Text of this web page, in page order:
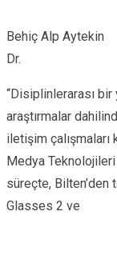
Behiç Alp Aytekin
Dr.
“Disiplinlerarası bir
araştırmalar
iletişim çalışmaları
Medya Teknolojileri
süreçte,
Glasses 2 ve